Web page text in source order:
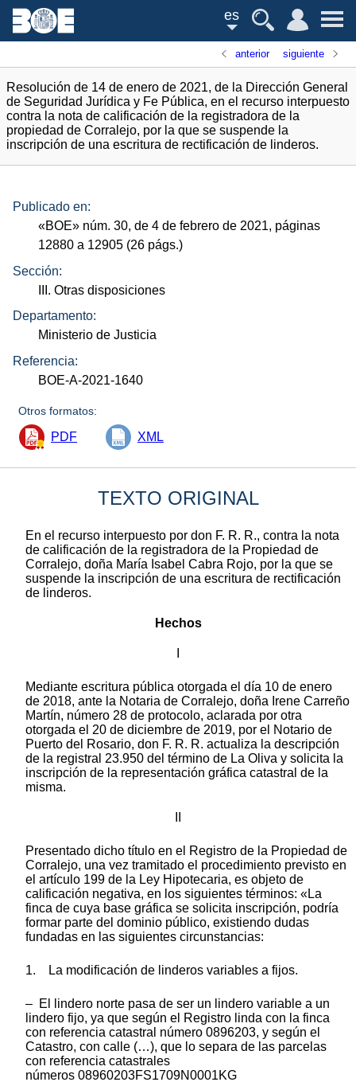
es
anterior siguiente
Resolución de 14 de enero de 2021, de la Dirección General
de Seguridad Jurídica y Fe Pública, en el recurso interpuesto
contra la nota de calificación de la registradora de la
propiedad de Corralejo, por la que se suspende la
inscripción de una escritura de rectificación de linderos.
Publicado en:
«BOE» núm. 30, de 4 de febrero de 2021, páginas
12880 a 12905 (26 págs.)
Sección:
III. Otras disposiciones
Departamento:
Ministerio de Justicia
Referencia:
BOE-A-2021-1640
Otros formatos:
PDF XML
TEXTO ORIGINAL
En el recurso interpuesto por don F. R. R., contra la nota
de calificación de la registradora de la Propiedad de
Corralejo, doña María Isabel Cabra Rojo, por la que se
suspende la inscripción de una escritura de rectificación
de linderos.
Hechos
Mediante escritura pública otorgada el día 10 de enero
de 2018, ante la Notaria de Corralejo, doña Irene Carreño
Martín, número 28 de protocolo, aclarada por otra
otorgada el 20 de diciembre de 2019, por el Notario de
Puerto del Rosario, don F. R. R. actualiza la descripción
de la registral 23.950 del término de La Oliva y solicita la
inscripción de la representación gráfica catastral de la
misma.
Presentado dicho título en el Registro de la Propiedad de
Corralejo, una vez tramitado el procedimiento previsto en
el artículo 199 de la Ley Hipotecaria, es objeto de
calificación negativa, en los siguientes términos: «La
finca de cuya base gráfica se solicita inscripción, podría
formar parte del dominio público, existiendo dudas
fundadas en las siguientes circunstancias:
1. La modificación de linderos variables a fijos.
– El lindero norte pasa de ser un lindero variable a un
lindero fijo, ya que según el Registro linda con la finca
con referencia catastral número 0896203, y según el
Catastro, con calle (…), que lo separa de las parcelas
con referencia catastrales
números 08960203FS1709N0001KG